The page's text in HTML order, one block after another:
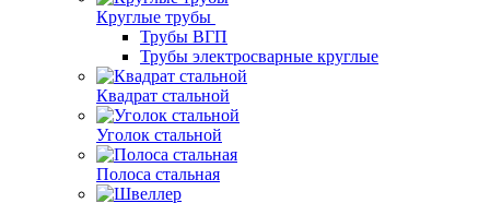
Круглые трубы
Трубы ВГП
Трубы электросварные круглые
Квадрат стальной
Уголок стальной
Полоса стальная